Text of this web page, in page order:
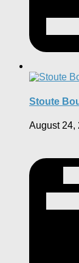
Stoute
August 24,